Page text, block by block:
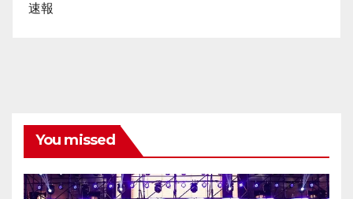
速報
You missed